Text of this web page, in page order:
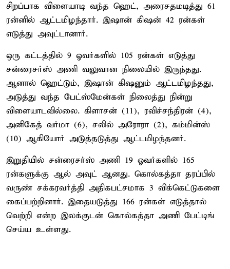
சிறப்பாக விளையாடி வந்த ஹெட், அரைசதமடித்து 61
ரன்னில் ஆட்டமிழந்தார். இஷான் கிஷன் 42 ரன்கள்
எடுத்து அவுட்டானார்.
ஒரு கட்டத்தில் 9 ஓவர்களில் 105 ரன்கள் எடுத்து
சன்ரைசர்ஸ் அணி வலுவான நிலையில் இருந்தது.
ஆனால் ஹெட்டும், இஷான் கிஷனும் ஆட்டமிழந்தது,
அடுத்து வந்த பேட்ஸ்மேன்கள் நிலைத்து நின்று
விளையாடவில்லை. கிளாசன் (11), ரவிச்சந்திரன் (4),
அனிகேத் வர்மா (6), சலில் அரோரா (2), கம்மின்ஸ்
(10) ஆகியோர் அடுத்தடுத்து ஆட்டமிழந்தனர்.
இறுதியில் சன்ரைசர்ஸ் அணி 19 ஓவர்களில் 165
ரன்களுக்கு ஆல் அவுட் ஆனது. கொல்கத்தா தரப்பில்
வருண் சக்கரவர்த்தி அதிகபட்சமாக 3 விக்கெட்டுகளை
கைப்பற்றினார். இதையடுத்து 166 ரன்கள் எடுத்தால்
வெற்றி என்ற இலக்குடன் கொல்கத்தா அணி பேட்டிங்
செய்ய உள்ளது.